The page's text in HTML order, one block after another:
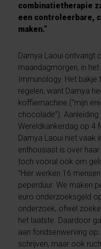
combinatietherapie
een controleerbare,
maken.”
Damya Laoui ontvangt
maandagmorgen, in
Immunology. Het
regelen, want Damya
koffiemachine (“mijn
chocolade”).
Wereldkankerdag op 4
Damya Laoui niet vaak
enthousiast is over
toch vooral ook om
“Hier werken 16
peperduur. We maken
euro onderzoeksgeld
onderzoek, ofwel
het laatste. Daardoor
aan fondsenwerving
schrijven, maar ook